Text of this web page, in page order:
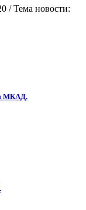
/Тема новости:
МКАД.